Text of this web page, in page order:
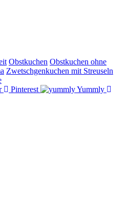
Obstkuchen Obstkuchen ohne
Zwetschgenkuchen mit Streuseln
Pinterest
Yummly